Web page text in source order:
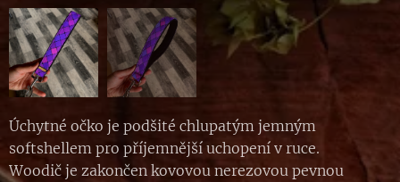
Úchytné očko je podšité chlupatým jemným
softshellem pro příjemnější uchopení v ruce.
Woodič je zakončen kovovou nerezovou pevnou